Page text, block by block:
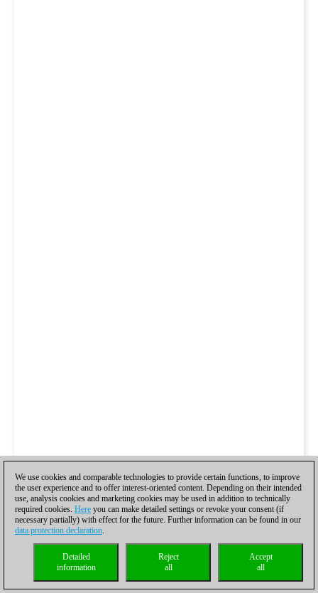
We use cookies and comparable technologies to provide certain functions, to improve
the user experience and to offer interest-oriented content. Depending on their intended
use, analysis cookies and marketing cookies may be used in addition to technically
required cookies. Here you can make detailed settings or revoke your consent (if
necessary partially) with effect for the future. Further information can be found in our
data protection declaration.
Accept
all
Reject
all
Detailed
information